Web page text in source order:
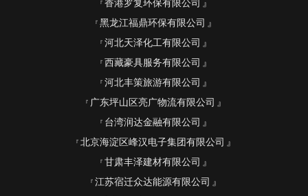
香港罗复环保有限公司
黑龙江福鼎环保有限公司
河北天泽化工有限公司
西藏豪具服务有限公司
河北丰策旅游有限公司
广东坪山区亮广物流有限公司
台湾润达金融有限公司
北京海淀区峰汉电子集团有限公司
甘肃丰泽建材有限公司
江苏宿迁众达能源有限公司